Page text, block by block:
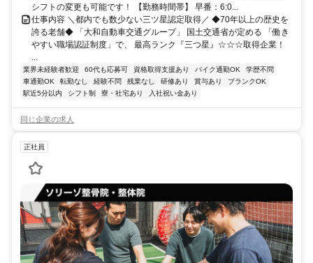
シフトの変更も可能です！ 【勤務時間帯】 早番：6:0...
仕事内容 ＼都内でも数少ない三ツ星認定取得／ ◆70年以上の歴史を
誇る老舗◆ 「大和自動車交通グループ」 国土交通省が定める 「働き
やすい職場認証制度」で、 最高ランク『三つ星』☆☆☆取得企業！
...
業界未経験者歓迎 60代も応募可 資格取得支援あり バイク通勤OK
学歴不問
車通勤OK
転勤なし 経験不問 残業なし 研修あり 賞与あり
ブランクOK
駅近5分以内
シフト制 寮・社宅あり 入社祝い金あり
同じ企業の求人
正社員